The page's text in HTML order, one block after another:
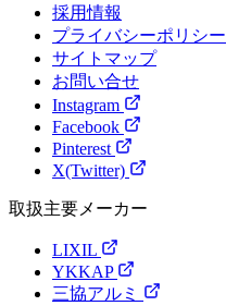
採用情報
プライバシーポリシー
サイトマップ
お問い合せ
Instagram
Facebook
Pinterest
X(Twitter)
取扱主要メーカー
LIXIL
YKKAP
三協アルミ